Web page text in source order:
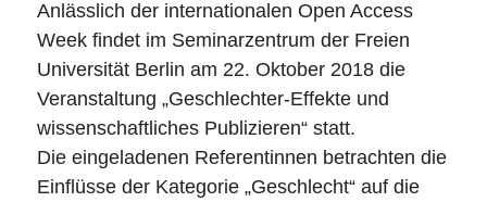
Motto
des
österreichischen
Bibliothekskongresses
2025
Anlässlich der internationalen Open Access
Week findet im Seminarzentrum der Freien
Universität Berlin am 22. Oktober 2018 die
Veranstaltung „Geschlechter-Effekte und
wissenschaftliches Publizieren“ statt.
Die eingeladenen Referentinnen betrachten die
Einflüsse der Kategorie „Geschlecht“ auf die